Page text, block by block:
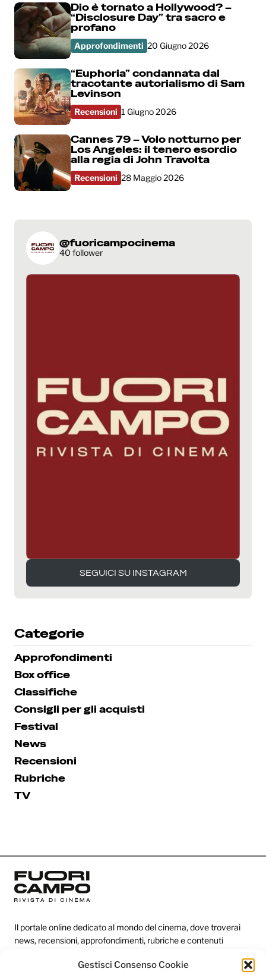
Gestisci Consenso Cookie
Dio è tornato a Hollywood? –
“Disclosure Day” tra sacro e
profano
Approfondimenti 20 Giugno 2026
“Euphoria” condannata dal
tracotante autorialismo di Sam
Levinson
Recensioni 1 Giugno 2026
Cannes 79 – Volo notturno per
Los Angeles: il tenero esordio
alla regia di John Travolta
Recensioni 28 Maggio 2026
@fuoricampocinema
40 follower
SEGUICI SU INSTAGRAM
SEGUICI SU INSTAGRAM
Categorie
Approfondimenti
Box office
Classifiche
Consigli per gli acquisti
Festival
News
Recensioni
Rubriche
TV
Il portale online dedicato al mondo del cinema, dove troverai
news, recensioni, approfondimenti, rubriche e contenuti